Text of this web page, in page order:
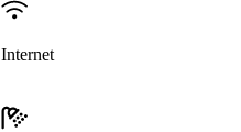
Internet